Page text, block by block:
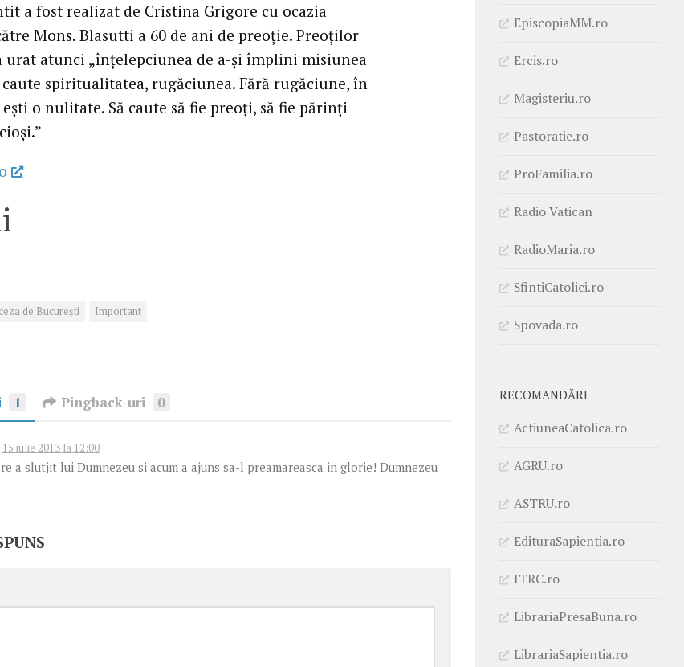
a fost realizat de Cristina Grigore cu ocazia
Mons. Blasutti a 60 de ani de preoţie. Preoţilor
atunci „înţelepciunea de a-şi împlini misiunea
caute spiritualitatea, rugăciunea. Fără rugăciune, în
o nulitate. Să caute să fie preoţi, să fie părinţi
de București Important
1 Pingback-uri 0
15 iulie 2013 la 12:00
a slutjit lui Dumnezeu si acum a ajuns sa-l preamareasca in glorie! Dumnezeu
EpiscopiaMM.ro
Ercis.ro
Magisteriu.ro
Pastoratie.ro
ProFamilia.ro
Radio Vatican
RadioMaria.ro
SfintiCatolici.ro
Spovada.ro
RECOMANDĂRI
ActiuneaCatolica.ro
AGRU.ro
ASTRU.ro
EdituraSapientia.ro
ITRC.ro
LibrariaPresaBuna.ro
LibrariaSapientia.ro